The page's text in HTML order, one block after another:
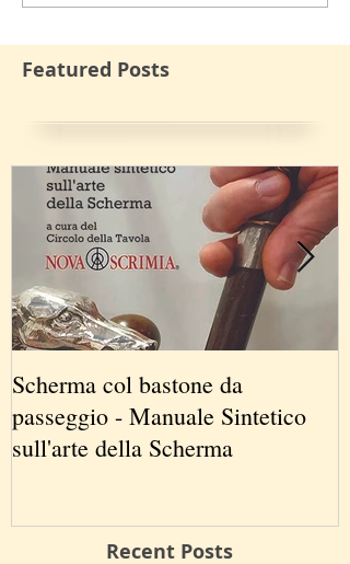
Featured Posts
Scherma col bastone da
passeggio - Manuale Sintetico
sull'arte della Scherma
Recent Posts